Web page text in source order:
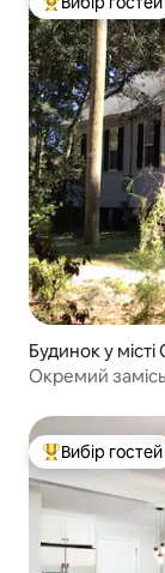
Топ вибір
Будинок у
Окремий
Топ вибір
Вибір гостей